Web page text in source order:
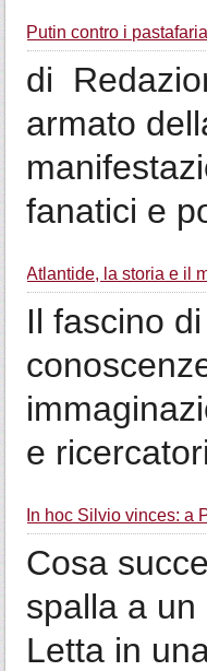
Putin contro i
di
armato
fanatici e
Atlantide, la storia e il
Il fascino
e
In hoc Silvio vinces: a
Cosa
spalla a
Letta in